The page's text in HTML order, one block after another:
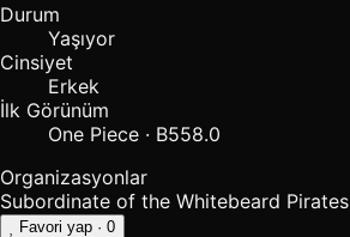
Durum
Yaşıyor
Cinsiyet
Erkek
İlk Görünüm
One Piece · B558.0
Organizasyonlar
Subordinate of the Whitebeard Pirates
Favori yap · 0